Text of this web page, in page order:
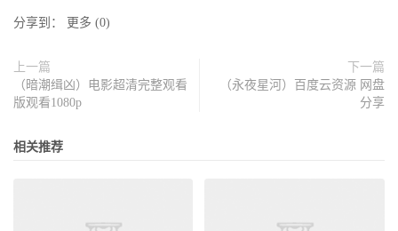
分享到： 更多 (0)
上一篇
（暗潮缉凶）电影超清完整观看
版观看1080p
下一篇
（永夜星河）百度云资源 网盘
分享
相关推荐